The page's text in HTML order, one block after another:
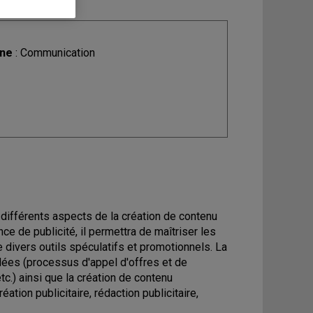
: Communication
aspects de la création de contenu
de publicité, il permettra de maîtriser les
divers outils spéculatifs et promotionnels. La
(processus d'appel d'offres et de
ainsi que la création de contenu
publicitaire, rédaction publicitaire,